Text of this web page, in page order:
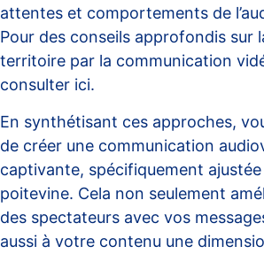
attentes et comportements de
Pour des conseils approfondis sur
territoire par la communication
consulter ici.
En synthétisant ces approches,
de créer une communication
captivante, spécifiquement
poitevine. Cela non seulement
des spectateurs avec vos
aussi à votre contenu une